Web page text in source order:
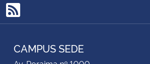
RSS
CAMPUS SEDE